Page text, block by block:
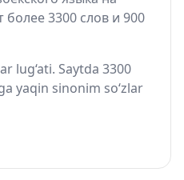
3300 слов и 900
lug‘ati. Saytda 3300
yaqin sinonim so‘zlar